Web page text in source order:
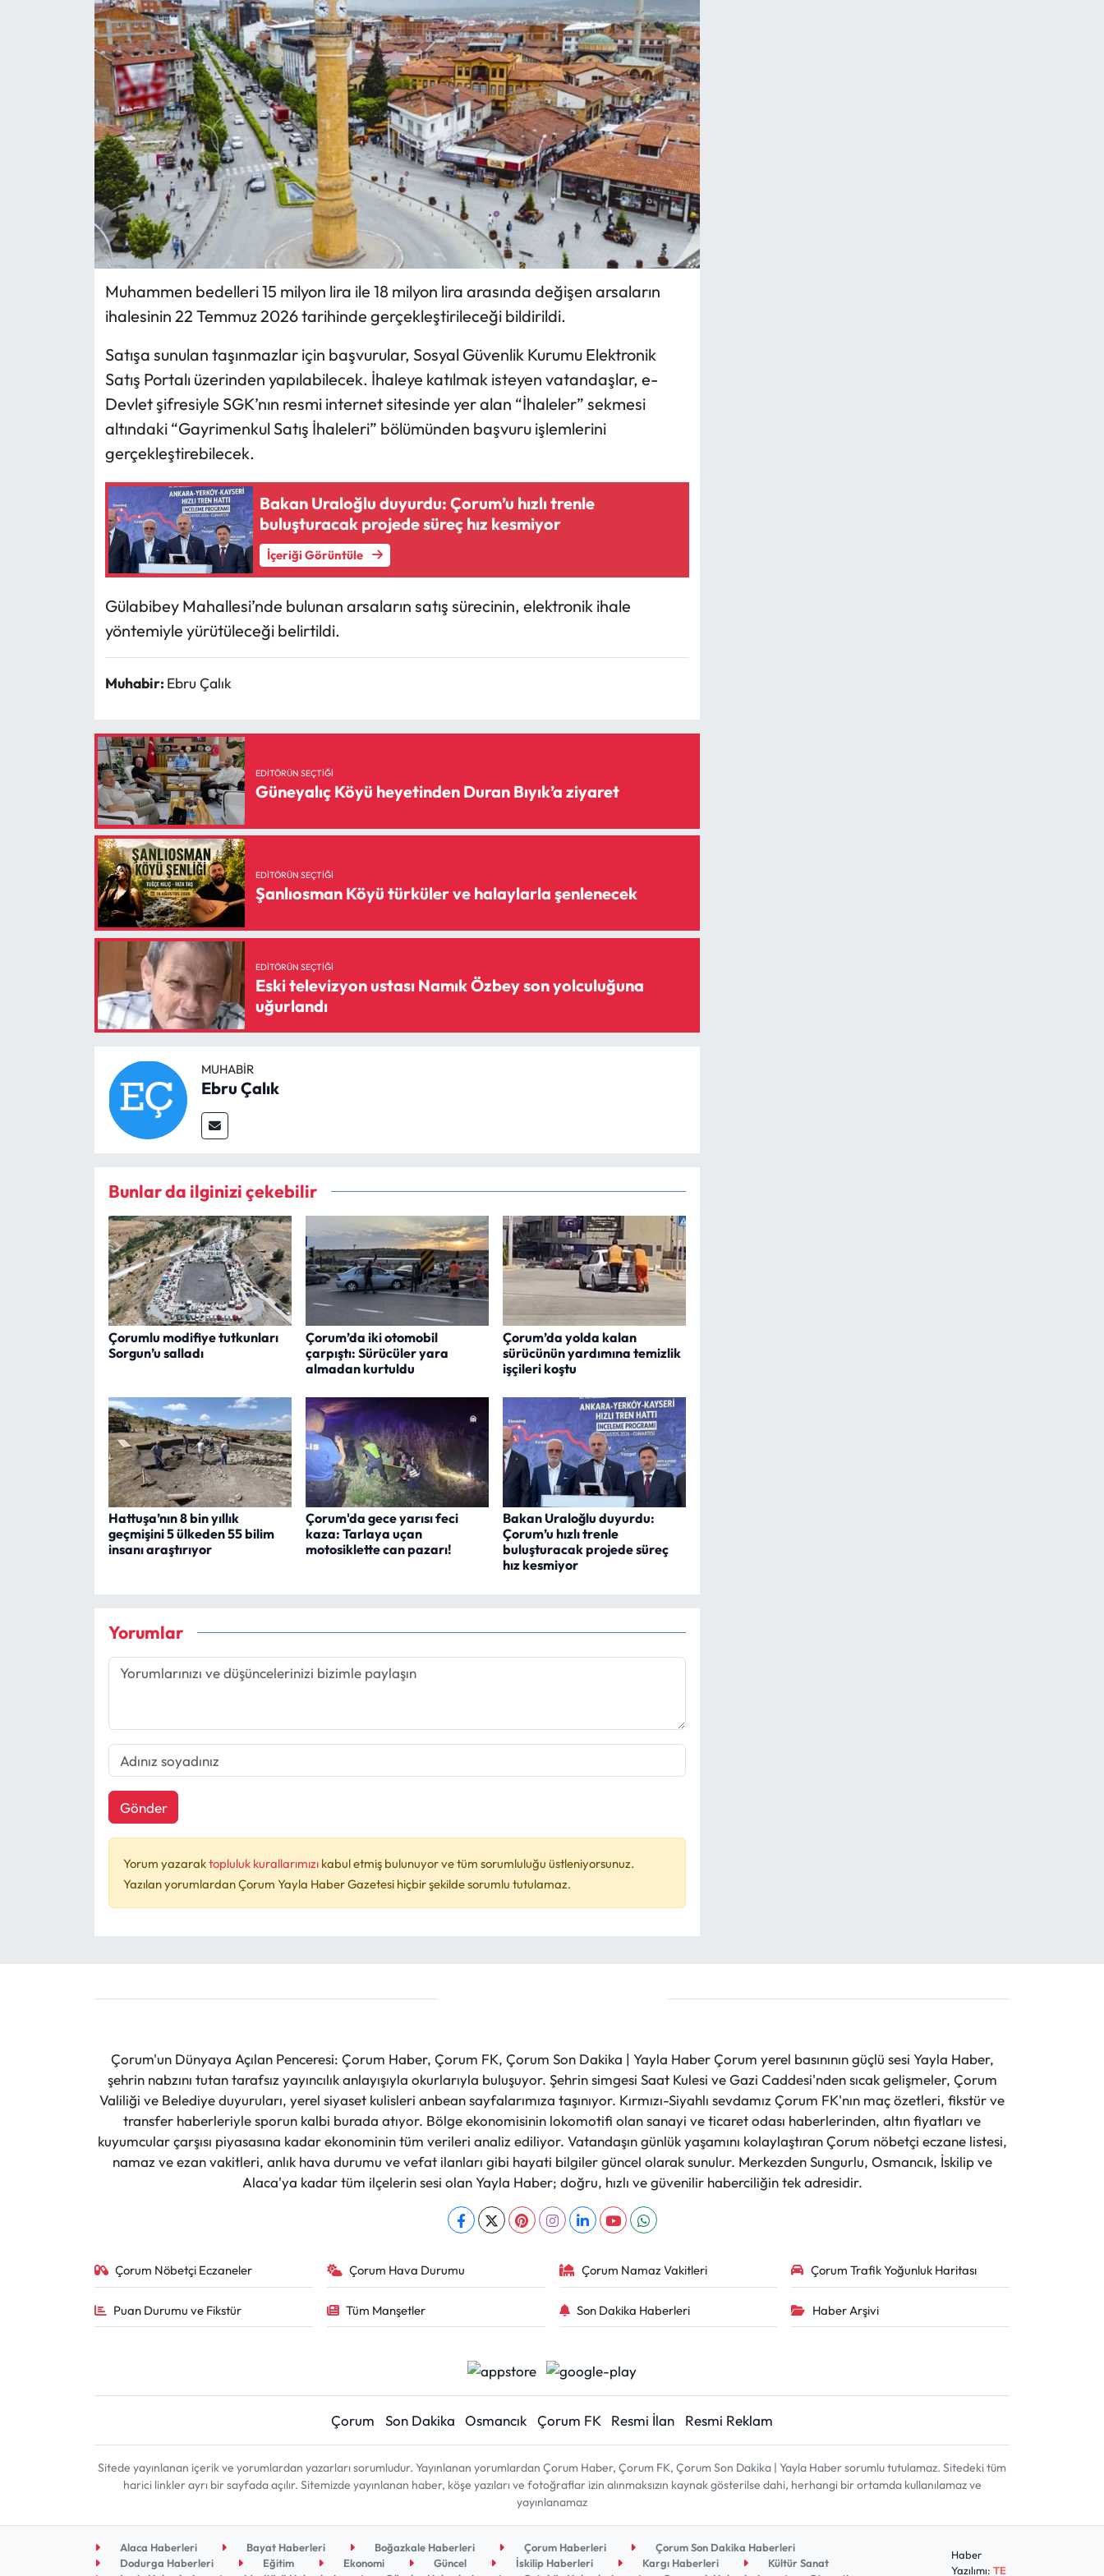
Muhammen bedelleri 15 milyon lira ile 18 milyon lira arasında değişen arsaların
ihalesinin 22 Temmuz 2026 tarihinde gerçekleştirileceği bildirildi.
Satışa sunulan taşınmazlar için başvurular, Sosyal Güvenlik Kurumu Elektronik
Satış Portalı üzerinden yapılabilecek. İhaleye katılmak isteyen vatandaşlar, e-
Devlet şifresiyle SGK’nın resmi internet sitesinde yer alan “İhaleler” sekmesi
altındaki “Gayrimenkul Satış İhaleleri” bölümünden başvuru işlemlerini
gerçekleştirebilecek.
Bakan Uraloğlu duyurdu: Çorum’u hızlı trenle
buluşturacak projede süreç hız kesmiyor
İçeriği Görüntüle
Gülabibey Mahallesi’nde bulunan arsaların satış sürecinin, elektronik ihale
yöntemiyle yürütüleceği belirtildi.
Muhabir: Ebru Çalık
EDITÖRÜN SEÇTIĞI
Güneyalıç Köyü heyetinden Duran Bıyık’a ziyaret
EDITÖRÜN SEÇTIĞI
Şanlıosman Köyü türküler ve halaylarla şenlenecek
EDITÖRÜN SEÇTIĞI
Eski televizyon ustası Namık Özbey son yolculuğuna
uğurlandı
MUHABIR
Ebru Çalık
Bunlar da ilginizi çekebilir
Çorumlu modifiye tutkunları
Sorgun’u salladı
Çorum’da iki otomobil
çarpıştı: Sürücüler yara
almadan kurtuldu
Çorum’da yolda kalan
sürücünün yardımına temizlik
işçileri koştu
Hattuşa’nın 8 bin yıllık
geçmişini 5 ülkeden 55 bilim
insanı araştırıyor
Çorum'da gece yarısı feci
kaza: Tarlaya uçan
motosiklette can pazarı!
Bakan Uraloğlu duyurdu:
Çorum’u hızlı trenle
buluşturacak projede süreç
hız kesmiyor
Yorumlar
Gönder
Yorum yazaraktopluluk kurallarımızı kabul etmiş bulunuyor ve tüm sorumluluğu üstleniyorsunuz.
Yazılan yorumlardan Çorum Yayla Haber Gazetesi hiçbir şekilde sorumlu tutulamaz.
Çorum'un Dünyaya Açılan Penceresi: Çorum Haber, Çorum FK, Çorum Son Dakika | Yayla Haber Çorum yerel basınının güçlü sesi Yayla Haber,
şehrin nabzını tutan tarafsız yayıncılık anlayışıyla okurlarıyla buluşuyor. Şehrin simgesi Saat Kulesi ve Gazi Caddesi'nden sıcak gelişmeler, Çorum
Valiliği ve Belediye duyuruları, yerel siyaset kulisleri anbean sayfalarımıza taşınıyor. Kırmızı-Siyahlı sevdamız Çorum FK'nın maç özetleri, fikstür ve
transfer haberleriyle sporun kalbi burada atıyor. Bölge ekonomisinin lokomotifi olan sanayi ve ticaret odası haberlerinden, altın fiyatları ve
kuyumcular çarşısı piyasasına kadar ekonominin tüm verileri analiz ediliyor. Vatandaşın günlük yaşamını kolaylaştıran Çorum nöbetçi eczane listesi,
namaz ve ezan vakitleri, anlık hava durumu ve vefat ilanları gibi hayati bilgiler güncel olarak sunulur. Merkezden Sungurlu, Osmancık, İskilip ve
Alaca'ya kadar tüm ilçelerin sesi olan Yayla Haber; doğru, hızlı ve güvenilir haberciliğin tek adresidir.
Çorum Nöbetçi Eczaneler Çorum Hava Durumu Çorum Namaz Vakitleri Çorum Trafik Yoğunluk Haritası
Puan Durumu ve Fikstür Tüm Manşetler Son Dakika Haberleri Haber Arşivi
Çorum Son Dakika Osmancık Çorum FK Resmi İlan Resmi Reklam
Sitede yayınlanan içerik ve yorumlardan yazarları sorumludur. Yayınlanan yorumlardan Çorum Haber, Çorum FK, Çorum Son Dakika | Yayla Haber sorumlu tutulamaz. Sitedeki tüm
harici linkler ayrı bir sayfada açılır. Sitemizde yayınlanan haber, köşe yazıları ve fotoğraflar izin alınmaksızın kaynak gösterilse dahi, herhangi bir ortamda kullanılamaz ve
yayınlanamaz
Alaca Haberleri Bayat Haberleri Boğazkale Haberleri Çorum Haberleri
Çorum Son Dakika Haberleri
Dodurga Haberleri
Eğitim Ekonomi Güncel İskilip Haberleri Kargı Haberleri
Kültür Sanat
Haber
Yazılımı:TE
İskilip Haberleri
Kargı Haberleri
Kimdir?
Laçin Haberleri
Mecitözü Haberleri
Oğuzlar Haberleri
Ortaköy Haberleri
Osmancık Haberleri
Otomotiv
Resmi İlan
Resmi Reklam
Sungurlu Haberleri
Uğurludağ Haberleri
Yayla Haber
Yemek Tarifleri
Yerel Haberler